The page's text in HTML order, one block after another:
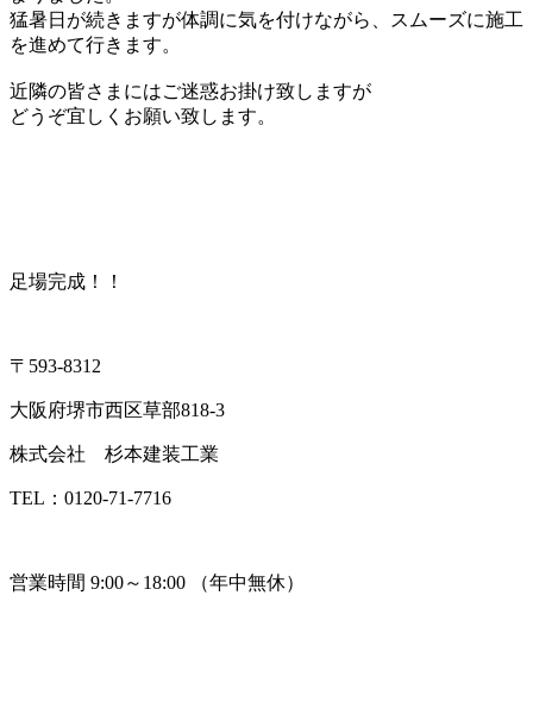
猛暑日が続きますが体調に気を付けながら、スムーズに施工
を進めて行きます。
近隣の皆さまにはご迷惑お掛け致しますが
どうぞ宜しくお願い致します。
足場完成！！
〒593-8312
大阪府堺市西区草部818-3
株式会社 杉本建装工業
TEL：0120-71-7716
営業時間 9:00～18:00 （年中無休）